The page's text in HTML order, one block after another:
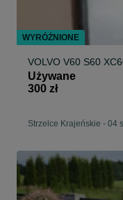
VOLVO V60 S60
Używane
300 zł
Strzelce Krajeńskie - 04
WYRÓŻNIONE